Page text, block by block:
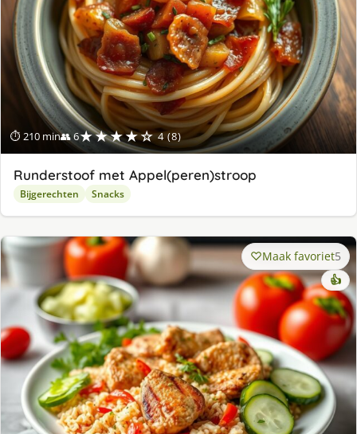
⏱ 210 min👥 6★★★★☆ 4 (8)
Runderstoof met Appel(peren)stroop
Bijgerechten Snacks
Maak favoriet5
👍